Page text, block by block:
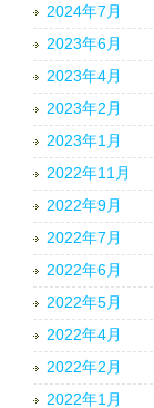
2024年7月
2023年6月
2023年4月
2023年2月
2023年1月
2022年11月
2022年9月
2022年7月
2022年6月
2022年5月
2022年4月
2022年2月
2022年1月